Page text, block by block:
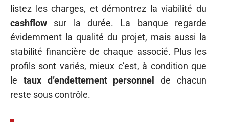
listez les charges, et démontrez la viabilité du
cashflow sur la durée. La banque regarde
évidemment la qualité du projet, mais aussi la
stabilité financière de chaque associé. Plus les
profils sont variés, mieux c’est, à condition que
le taux d’endettement personnel de chacun
reste sous contrôle.